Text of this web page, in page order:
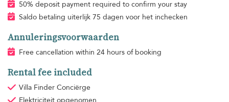
50% deposit payment required to confirm your stay
Saldo betaling uiterlijk 75 dagen voor het inchecken
Annuleringsvoorwaarden
Free cancellation within 24 hours of booking
Rental fee included
Villa Finder Conciërge